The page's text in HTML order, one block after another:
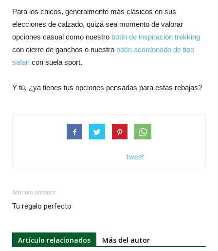
Para los chicos, generalmente más clásicos en sus
elecciones de calzado, quizá sea momento de valorar
opciones casual como nuestro botín de inspiración trekking
con cierre de ganchos o nuestro botín acordonado de tipo
safari con suela sport.
Y tú, ¿ya tienes tus opciones pensadas para estas rebajas?
tweet
Artículo anterior
Tu regalo perfecto
Artículo relacionados Más del autor